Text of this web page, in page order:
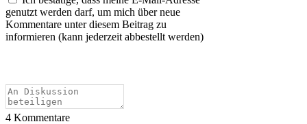
genutzt werden darf, um mich über neue
Kommentare unter diesem Beitrag zu
informieren (kann jederzeit abbestellt werden)
4 Kommentare